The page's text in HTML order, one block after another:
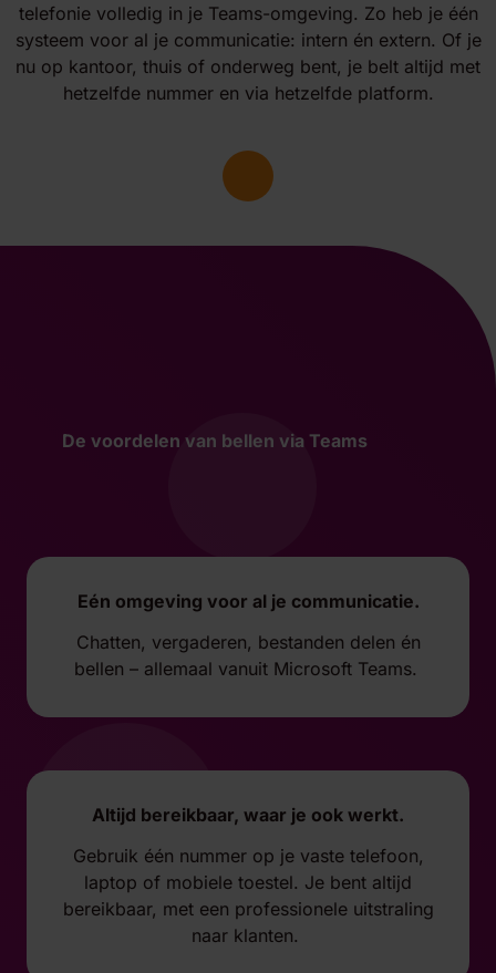
telefonie volledig in je Teams-omgeving. Zo heb je één
systeem voor al je communicatie: intern én extern. Of je
nu op kantoor, thuis of onderweg bent, je belt altijd met
hetzelfde nummer en via hetzelfde platform.
De voordelen van bellen via Teams
Eén omgeving voor al je communicatie.
Chatten, vergaderen, bestanden delen én
bellen – allemaal vanuit Microsoft Teams.
Altijd bereikbaar, waar je ook werkt.
Gebruik één nummer op je vaste telefoon,
laptop of mobiele toestel. Je bent altijd
bereikbaar, met een professionele uitstraling
naar klanten.